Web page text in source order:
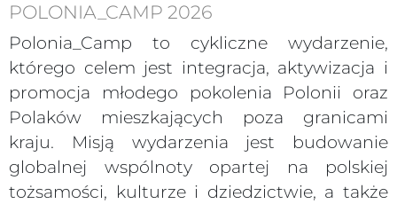
POLONIA_CAMP 2026
Polonia_Camp to cykliczne wydarzenie,
którego celem jest integracja, aktywizacja i
promocja młodego pokolenia Polonii oraz
Polaków mieszkających poza granicami
kraju. Misją wydarzenia jest budowanie
globalnej wspólnoty opartej na polskiej
tożsamości, kulturze i dziedzictwie, a także